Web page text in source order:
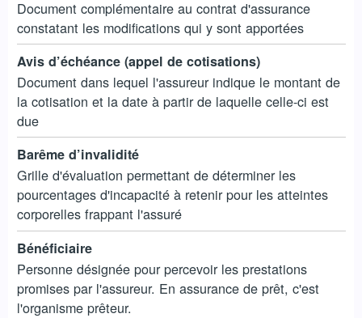
Document complémentaire au contrat d'assurance
constatant les modifications qui y sont apportées
Avis d’échéance (appel de cotisations)
Document dans lequel l'assureur indique le montant de
la cotisation et la date à partir de laquelle celle-ci est
due
Barême d’invalidité
Grille d'évaluation permettant de déterminer les
pourcentages d'incapacité à retenir pour les atteintes
corporelles frappant l'assuré
Bénéficiaire
Personne désignée pour percevoir les prestations
promises par l'assureur. En assurance de prêt, c'est
l'organisme prêteur.